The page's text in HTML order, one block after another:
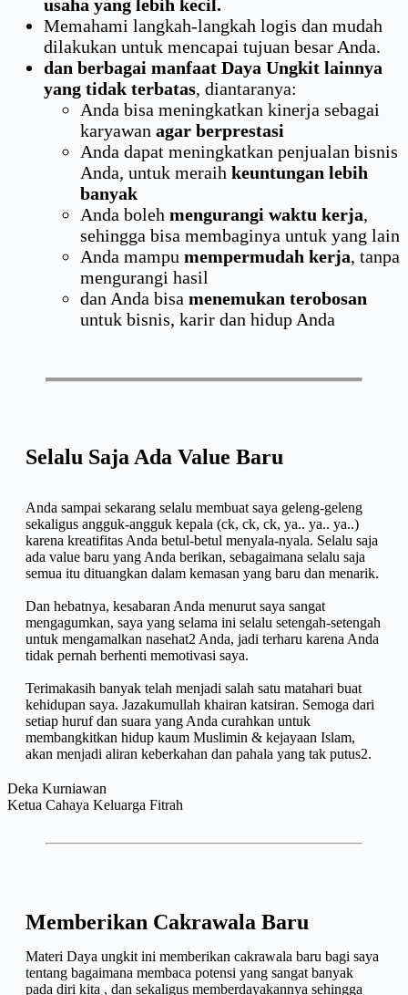
usaha yang lebih kecil.
Memahami langkah-langkah logis dan mudah
dilakukan untuk mencapai tujuan besar Anda.
dan berbagai manfaat Daya Ungkit lainnya
yang tidak terbatas, diantaranya:
Anda bisa meningkatkan kinerja sebagai
karyawan agar berprestasi
Anda dapat meningkatkan penjualan bisnis
Anda, untuk meraih keuntungan lebih
banyak
Anda boleh mengurangi waktu kerja,
sehingga bisa membaginya untuk yang lain
Anda mampu mempermudah kerja, tanpa
mengurangi hasil
dan Anda bisa menemukan terobosan
untuk bisnis, karir dan hidup Anda
Selalu Saja Ada Value Baru
Anda sampai sekarang selalu membuat saya geleng-geleng
sekaligus angguk-angguk kepala (ck, ck, ck, ya.. ya.. ya..)
karena kreatifitas Anda betul-betul menyala-nyala. Selalu saja
ada value baru yang Anda berikan, sebagaimana selalu saja
semua itu dituangkan dalam kemasan yang baru dan menarik.
Dan hebatnya, kesabaran Anda menurut saya sangat
mengagumkan, saya yang selama ini selalu setengah-setengah
untuk mengamalkan nasehat2 Anda, jadi terharu karena Anda
tidak pernah berhenti memotivasi saya.
Terimakasih banyak telah menjadi salah satu matahari buat
kehidupan saya. Jazakumullah khairan katsiran. Semoga dari
setiap huruf dan suara yang Anda curahkan untuk
membangkitkan hidup kaum Muslimin & kejayaan Islam,
akan menjadi aliran keberkahan dan pahala yang tak putus2.
Deka Kurniawan
Ketua Cahaya Keluarga Fitrah
Memberikan Cakrawala Baru
Materi Daya ungkit ini memberikan cakrawala baru bagi saya
tentang bagaimana membaca potensi yang sangat banyak
pada diri kita , dan sekaligus memberdayakannya sehingga